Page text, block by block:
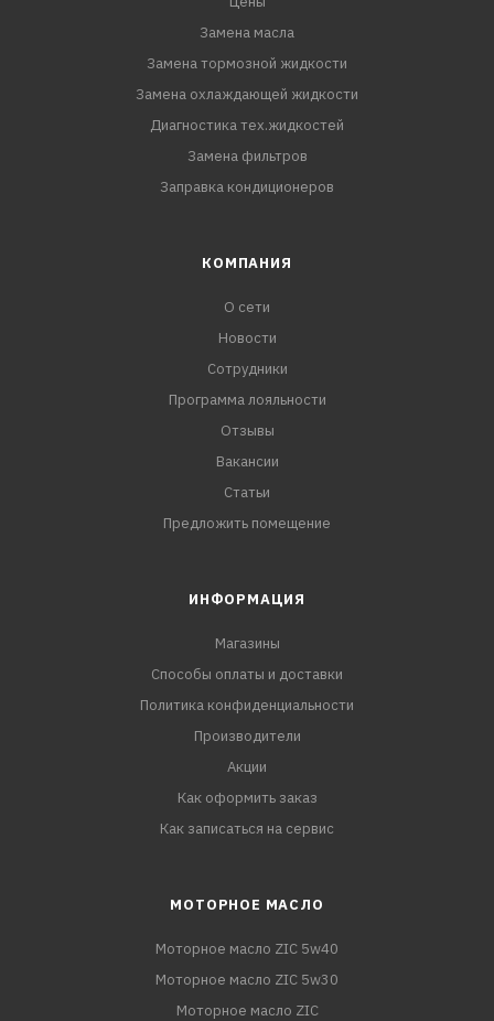
Замена масла
Замена тормозной жидкости
Замена охлаждающей жидкости
Диагностика тех.жидкостей
Замена фильтров
Заправка кондиционеров
КОМПАНИЯ
О сети
Новости
Сотрудники
Программа лояльности
Отзывы
Вакансии
Статьи
Предложить помещение
ИНФОРМАЦИЯ
Магазины
Способы оплаты и доставки
Политика конфиденциальности
Производители
Акции
Как оформить заказ
Как записаться на сервис
МОТОРНОЕ МАСЛО
Моторное масло ZIC 5w40
Моторное масло ZIC 5w30
Моторное масло ZIC